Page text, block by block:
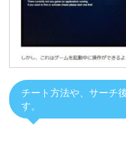
チート方法や、サーチ
す。